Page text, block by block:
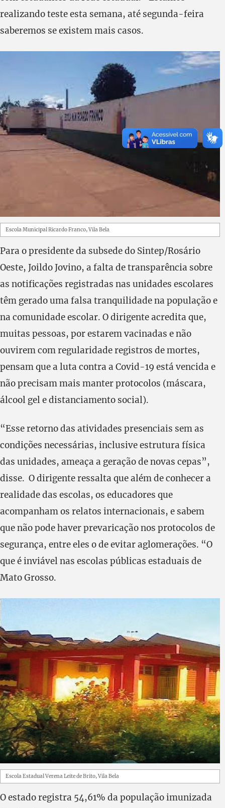
realizando teste esta semana, até segunda-feira
saberemos se existem mais casos.
Escola Municipal Ricardo Franco, Vila Bela
Para o presidente da subsede do Sintep/Rosário
Oeste, Joildo Jovino, a falta de transparência sobre
as notificações registradas nas unidades escolares
têm gerado uma falsa tranquilidade na população e
na comunidade escolar. O dirigente acredita que,
muitas pessoas, por estarem vacinadas e não
ouvirem com regularidade registros de mortes,
pensam que a luta contra a Covid-19 está vencida e
não precisam mais manter protocolos (máscara,
álcool gel e distanciamento social).
“Esse retorno das atividades presenciais sem as
condições necessárias, inclusive estrutura física
das unidades, ameaça a geração de novas cepas”,
disse. O dirigente ressalta que além de conhecer a
realidade das escolas, os educadores que
acompanham os relatos internacionais, e sabem
que não pode haver prevaricação nos protocolos de
segurança, entre eles o de evitar aglomerações. “O
que é inviável nas escolas públicas estaduais de
Mato Grosso.
Escola Estadual Verena Leite de Brito, Vila Bela
O estado registra 54,61% da população imunizada